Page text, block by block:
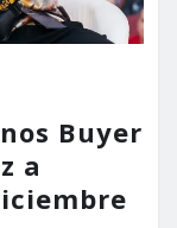
Buyer
a